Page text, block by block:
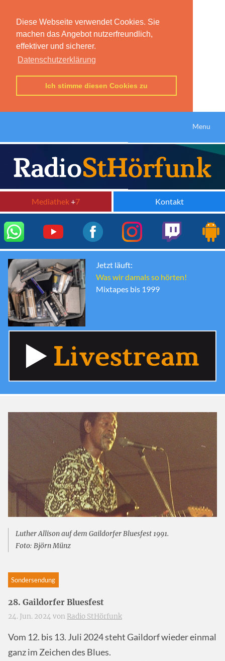
Diese Webseite verwendet Cookies. Sie
machen das Angebot nutzerfreundlich,
effektiver und sicherer.
Datenschutzerklärung
Ich stimme diesen Cookies zu
Menu
Mediathek+7 Kontakt
Jetzt läuft:
Was wir damals so hörten!
Mixtapes bis 1999
Luther Allison auf dem Gaildorfer Bluesfest 1991.
Foto: Björn Münz
Sondersendung
28. Gaildorfer Bluesfest
24. Jun. 2024 von Radio StHörfunk
Vom 12. bis 13. Juli 2024 steht Gaildorf wieder einmal
ganz im Zeichen des Blues.